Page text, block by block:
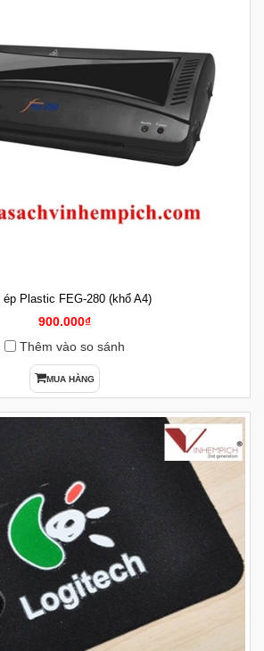
ép Plastic FEG-280 (khổ A4)
900.000₫
Thêm vào so sánh
MUA HÀNG